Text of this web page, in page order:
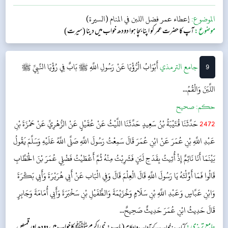
الموضوع:إعطاء عمر فضل اللبن في المنام (السيرة)
موضوع:آپ کا حضرت عمر کو اپنا بچا ہوا دودھ خواب میں دینا (سیرت)
9 ‌جامع الترمذيأَبْوَابُ الْرُّؤْيَا عَنْ رَسُولِ اللَّهِ ﷺبَابٌ فِي رُؤْيَا النَّبِيِّ ﷺ
اللَّبَنَ وَالْقُمُ...
حکم:صحیح
2472حَدَّثَنَا قُتَيْبَةُ بْنُ سَعِيدٍ حَدَّثَنَا اللَّيْثُ عَنْ عُقَيْلٍ عَنْ الزُّهْرِيِّ عَنْ حَمْزَةَ بْنِ
عَبْدِ اللَّهِ بْنِ عُمَرَ عَنْ ابْنِ عُمَرَ قَالَ سَمِعْتُ رَسُولَ اللَّهِ صَلَّى اللَّهُ عَلَيْهِ وَسَلَّمَ يَقُولُ
بَيْنَمَا أَنَا نَائِمٌ إِذْ أُتِيتُ بِقَدَحِ لَبَنٍ فَشَرِبْتُ مِنْهُ ثُمَّ أَعْطَيْتُ فَضْلِي عُمَرَ بْنَ الْخَطَّابِ
قَالُوا فَمَا أَوَّلْتَهُ يَا رَسُولَ اللَّهِ قَالَ الْعِلْمَ قَالَ وَفِي الْبَاب عَنْ أَبِي هُرَيْرَةَ وَأَبِي بَكْرَةَ
وَابْنِ عَبَّاسٍ وَعَبْدِ اللَّهِ بْنِ سَلَامٍ وَخُزَيْمَةَ وَالطُّفَيْلِ بْنِ سَخْبَرَةَ وَأَبِي أُمَامَةَ وَجَابِرٍ
قَالَ حَدِيثُ ابْنِ عُمَرَ حَدِيثٌ صَحِيحٌ...